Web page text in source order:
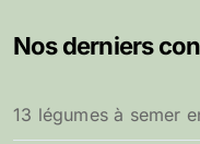
Nos derniers
13 légumes à semer